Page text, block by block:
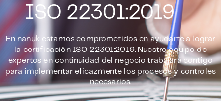
ISO 22301:2019
En nanuk estamos comprometidos en ayudarte a lograr
la certificación ISO 22301:2019. Nuestro equipo de
expertos en continuidad del negocio trabajará contigo
para implementar eficazmente los procesos y controles
necesarios.